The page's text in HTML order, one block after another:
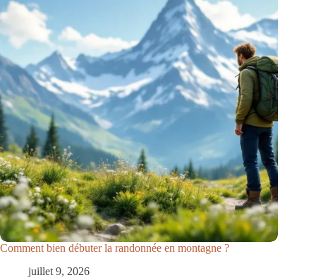
Comment bien débuter la randonnée en montagne ?
juillet 9, 2026